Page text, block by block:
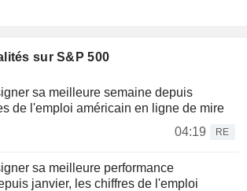
sur S&P 500
sa meilleure semaine depuis
de l'emploi américain en ligne de mire
04:19
RE
sa meilleure performance
janvier, les chiffres de l'emploi